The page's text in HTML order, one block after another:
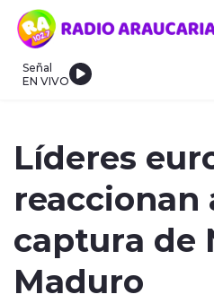
Click acá para ir
Señal
EN VIVO
Líderes
reaccionan
captura de
Maduro